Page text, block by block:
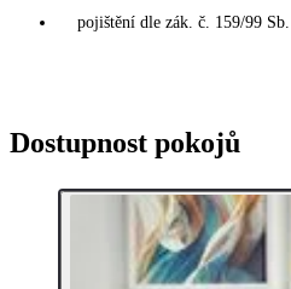
pojištění dle zák. č. 159/99 Sb.
Dostupnost pokojů